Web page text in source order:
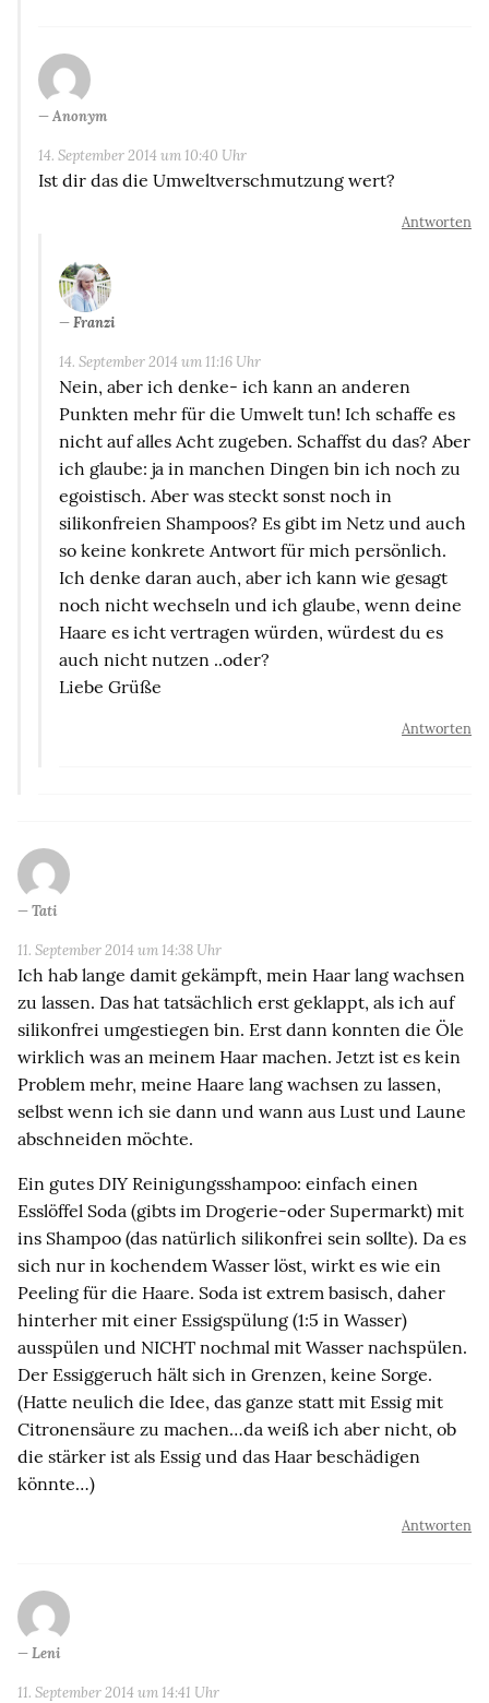
Anonym
14. September 2014 um 10:40 Uhr
Ist dir das die Umweltverschmutzung wert?
Antworten
Franzi
14. September 2014 um 11:16 Uhr
Nein, aber ich denke- ich kann an anderen
Punkten mehr für die Umwelt tun! Ich schaffe es
nicht auf alles Acht zugeben. Schaffst du das? Aber
ich glaube: ja in manchen Dingen bin ich noch zu
egoistisch. Aber was steckt sonst noch in
silikonfreien Shampoos? Es gibt im Netz und auch
so keine konkrete Antwort für mich persönlich.
Ich denke daran auch, aber ich kann wie gesagt
noch nicht wechseln und ich glaube, wenn deine
Haare es icht vertragen würden, würdest du es
auch nicht nutzen ..oder?
Liebe Grüße
Antworten
Tati
11. September 2014 um 14:38 Uhr
Ich hab lange damit gekämpft, mein Haar lang wachsen
zu lassen. Das hat tatsächlich erst geklappt, als ich auf
silikonfrei umgestiegen bin. Erst dann konnten die Öle
wirklich was an meinem Haar machen. Jetzt ist es kein
Problem mehr, meine Haare lang wachsen zu lassen,
selbst wenn ich sie dann und wann aus Lust und Laune
abschneiden möchte.
Ein gutes DIY Reinigungsshampoo: einfach einen
Esslöffel Soda (gibts im Drogerie-oder Supermarkt) mit
ins Shampoo (das natürlich silikonfrei sein sollte). Da es
sich nur in kochendem Wasser löst, wirkt es wie ein
Peeling für die Haare. Soda ist extrem basisch, daher
hinterher mit einer Essigspülung (1:5 in Wasser)
ausspülen und NICHT nochmal mit Wasser nachspülen.
Der Essiggeruch hält sich in Grenzen, keine Sorge.
(Hatte neulich die Idee, das ganze statt mit Essig mit
Citronensäure zu machen…da weiß ich aber nicht, ob
die stärker ist als Essig und das Haar beschädigen
könnte…)
Antworten
Leni
11. September 2014 um 14:41 Uhr